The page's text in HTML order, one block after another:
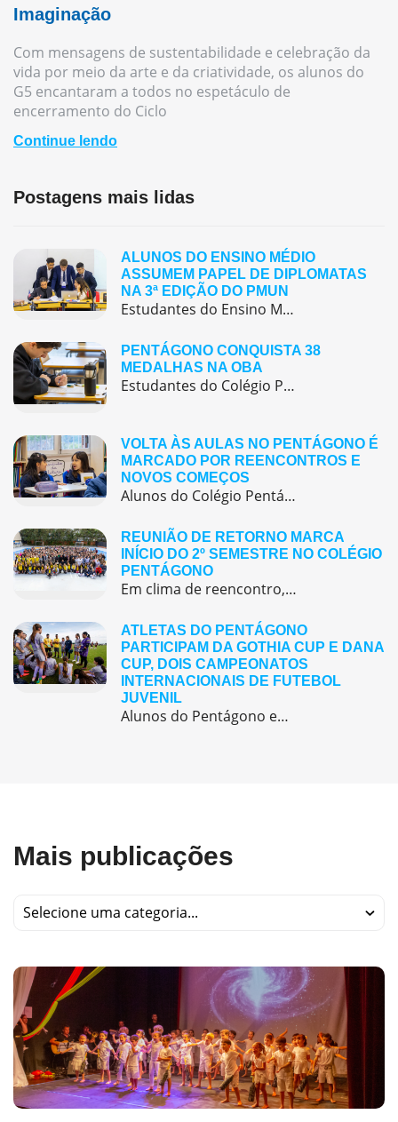
Imaginação
Com mensagens de sustentabilidade e celebração da
vida por meio da arte e da criatividade, os alunos do
G5 encantaram a todos no espetáculo de
encerramento do Ciclo
Continue lendo
Postagens mais lidas
ALUNOS DO ENSINO MÉDIO
ASSUMEM PAPEL DE DIPLOMATAS
NA 3ª EDIÇÃO DO PMUN
Estudantes do Ensino Médio do Colégio Pentágono protagonizaram uma simulação da ONU, defendendo posições de países em comitês temáticos e vivenciando, na prática, negociações diplomáticas multilíngues.
PENTÁGONO CONQUISTA 38
MEDALHAS NA OBA
Estudantes do Colégio Pentágono conquistam excelente resultado na Olimpíada Brasileira de Astronomia e Astronáutica (OBA) 2025, somando 38 medalhas.
VOLTA ÀS AULAS NO PENTÁGONO É
MARCADO POR REENCONTROS E
NOVOS COMEÇOS
Alunos do Colégio Pentágono retornaram às aulas trazendo o entusiasmo dos reencontros e o desejo de seguir aprendendo com significado.
REUNIÃO DE RETORNO MARCA
INÍCIO DO 2º SEMESTRE NO COLÉGIO
PENTÁGONO
Em clima de reencontro, a equipe pedagógica participou da abertura do semestre letivo com treinamentos e simulação de emergência
ATLETAS DO PENTÁGONO
PARTICIPAM DA GOTHIA CUP E DANA
CUP, DOIS CAMPEONATOS
INTERNACIONAIS DE FUTEBOL
JUVENIL
Alunos do Pentágono embarcaram para a Europa, onde participaram de duas das maiores competições internacionais de futebol juvenil
Mais publicações